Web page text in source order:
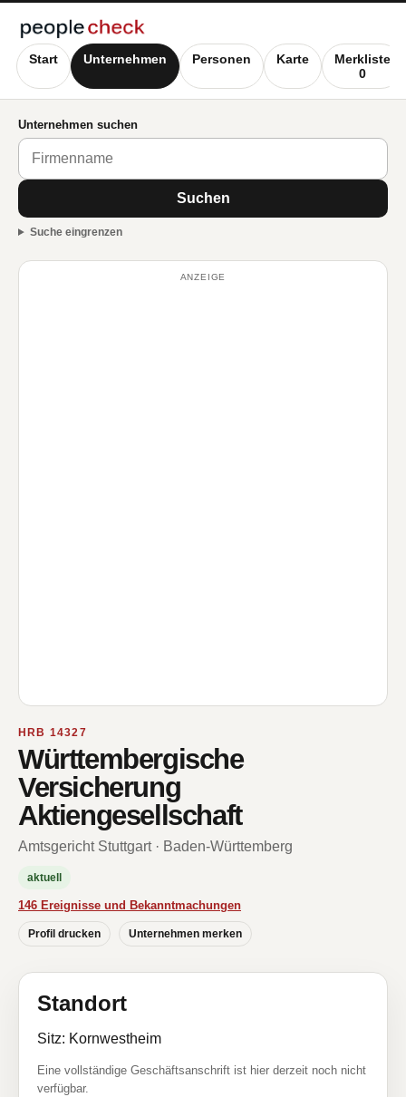
Start Unternehmen Personen Karte
Merkliste
0
Unternehmen suchen
Suchen
Suche eingrenzen
ANZEIGE
HRB 14327
Württembergische
Versicherung
Aktiengesellschaft
Amtsgericht Stuttgart · Baden-Württemberg
aktuell
146 Ereignisse und Bekanntmachungen
Profil drucken Unternehmen merken
Standort
Sitz: Kornwestheim
Eine vollständige Geschäftsanschrift ist hier derzeit noch nicht
verfügbar.